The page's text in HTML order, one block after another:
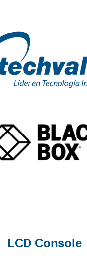
LCD Console